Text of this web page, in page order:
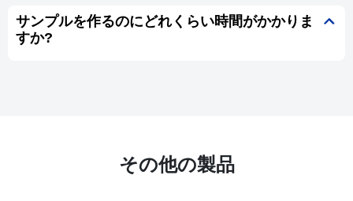
サンプルを作るのにどれくらい時間がかかりま
すか?
その他の製品